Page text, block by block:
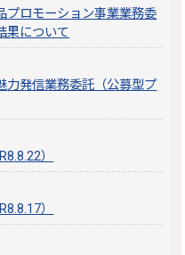
プロモーション事業業務委
果について
力発信業務委託（公募型プ
）
）